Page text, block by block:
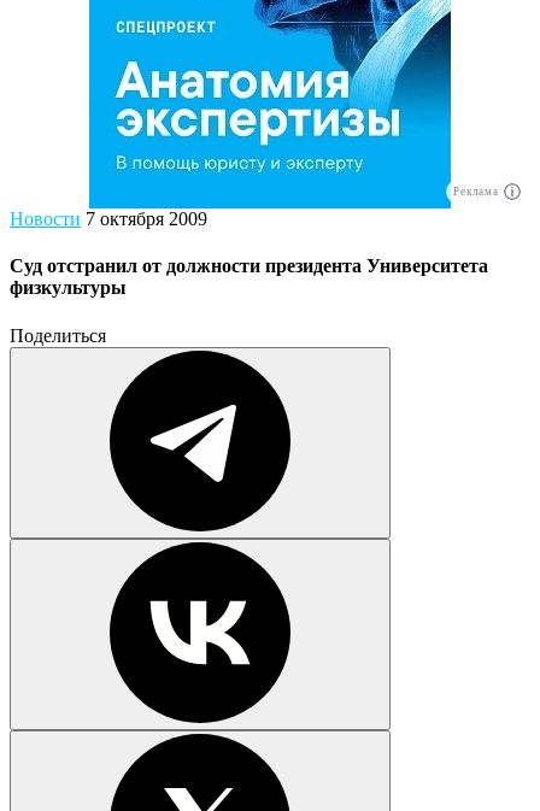
Реклама
Новости 7 октября 2009
Суд отстранил от должности президента Университета
физкультуры
Поделиться